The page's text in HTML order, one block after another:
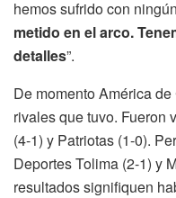
hemos sufrido con
metido en el arco.
detalles”.
De momento América
rivales que tuvo. Fueron
(4-1) y Patriotas (1-0).
Deportes Tolima (2-1) y
resultados signifiquen